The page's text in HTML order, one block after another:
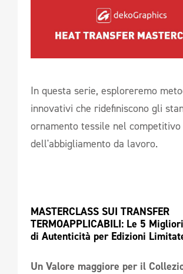
In questa serie, esploreremo
innovativi che ridefiniscono gli
ornamento tessile nel competitivo
dell'abbigliamento da lavoro.
MASTERCLASS SUI TRANSFER
TERMOAPPLICABILI: Le 5
di Autenticità per Edizioni
Un Valore maggiore per il